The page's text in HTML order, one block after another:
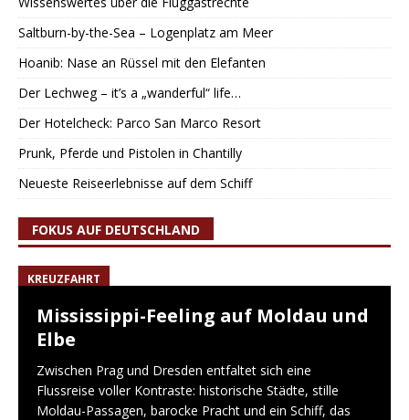
Saltburn-by-the-Sea – Logenplatz am Meer
Hoanib: Nase an Rüssel mit den Elefanten
Der Lechweg – it’s a „wanderful“ life…
Der Hotelcheck: Parco San Marco Resort
Prunk, Pferde und Pistolen in Chantilly
Neueste Reiseerlebnisse auf dem Schiff
FOKUS AUF DEUTSCHLAND
KREUZFAHRT
Mississippi-Feeling auf Moldau und
Elbe
Zwischen Prag und Dresden entfaltet sich eine
Flussreise voller Kontraste: historische Städte, stille
Moldau-Passagen, barocke Pracht und ein Schiff, das